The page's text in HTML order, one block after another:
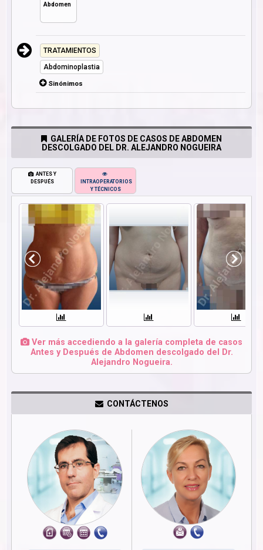
Abdomen
TRATAMIENTOS
Abdominoplastia
Sinónimos
GALERÍA DE FOTOS DE CASOS DE ABDOMEN
DESCOLGADO DEL DR. ALEJANDRO NOGUEIRA
ANTES Y
DESPUÉS
INTRAOPERATORIOS
Y TÉCNICOS
Ver más accediendo a la galería completa de casos
Antes y Después de Abdomen descolgado del Dr.
Alejandro Nogueira.
CONTÁCTENOS